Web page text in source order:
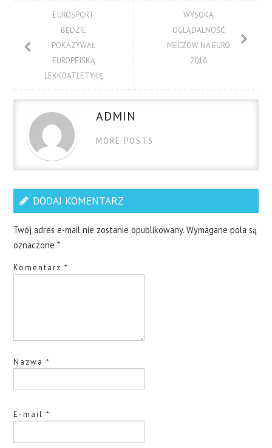
EUROSPORT
BĘDZIE
POKAZYWAŁ
EUROPEJSKĄ
LEKKOATLETYKĘ
WYSOKA
OGLĄDALNOŚĆ
MECZÓW NA EURO
2016
ADMIN
MORE POSTS
DODAJ KOMENTARZ
Twój adres e-mail nie zostanie opublikowany. Wymagane pola są
oznaczone*
Komentarz*
Nazwa*
E-mail*